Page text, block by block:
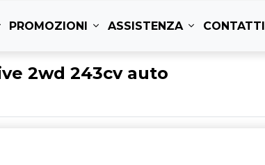
PROMOZIONI ASSISTENZA CONTATTI
2wd 243cv auto